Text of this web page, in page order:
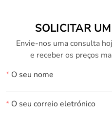
SOLICITAR
Envie-nos uma consulta
e receber os preços
*O seu nome
*O seu correio eletrónico